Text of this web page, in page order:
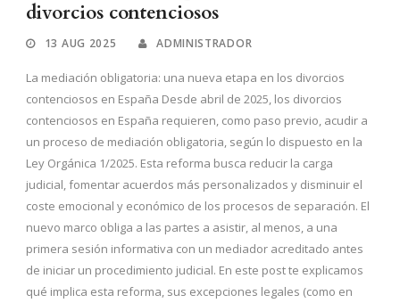
divorcios contenciosos
13 AUG 2025 ADMINISTRADOR
La mediación obligatoria: una nueva etapa en los divorcios
contenciosos en España Desde abril de 2025, los divorcios
contenciosos en España requieren, como paso previo, acudir a
un proceso de mediación obligatoria, según lo dispuesto en la
Ley Orgánica 1/2025. Esta reforma busca reducir la carga
judicial, fomentar acuerdos más personalizados y disminuir el
coste emocional y económico de los procesos de separación. El
nuevo marco obliga a las partes a asistir, al menos, a una
primera sesión informativa con un mediador acreditado antes
de iniciar un procedimiento judicial. En este post te explicamos
qué implica esta reforma, sus excepciones legales (como en